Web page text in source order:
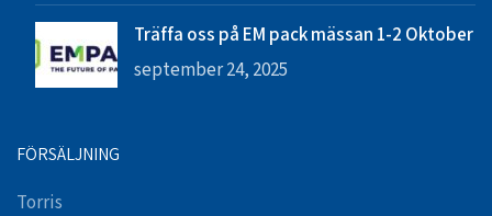
Träffa oss på EM pack mässan 1-2 Oktober
september 24, 2025
FÖRSÄLJNING
Torris